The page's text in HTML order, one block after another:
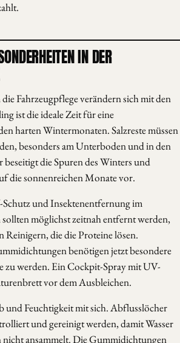
IN DER
Fahrzeugpflege verändern sich mit den
ist die ideale Zeit für eine
harten Wintermonaten. Salzreste müssen
besonders am Unterboden und in den
die Spuren des Winters und
die sonnenreichen Monate vor.
und Insektenentfernung im
möglichst zeitnah entfernt werden,
Reinigern, die die Proteine lösen.
benötigen jetzt besondere
zu werden. Ein Cockpit-Spray mit UV-
vor dem Ausbleichen.
und Feuchtigkeit mit sich. Abflusslöcher
und gereinigt werden, damit Wasser
nicht ansammelt. Die Gummidichtungen